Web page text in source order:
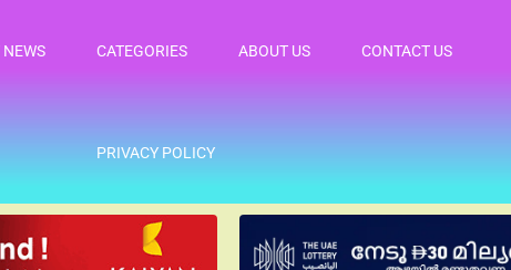
NEWS CATEGORIES ABOUT US CONTACT US
PRIVACY POLICY